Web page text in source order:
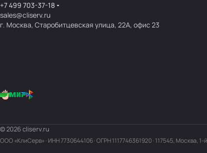
+7 499 703-37-18
sales@cliserv.ru
г. Москва, Старобитцевская улица, 22А, офис 23
© 2026 cliserv.ru
ООО «КлиСерв» · ИНН7730644106· ОГРН 1117746361920 · 117545, Москва,